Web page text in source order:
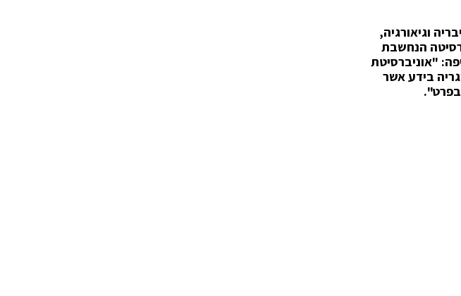
וגיאורגיה,
הנחשבת
"אוניברסיטת
בידע אשר
בפרט".